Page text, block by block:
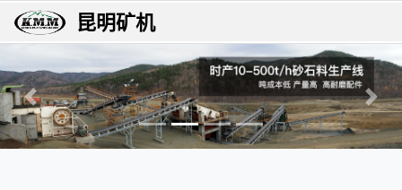
昆明矿机
上一张 下